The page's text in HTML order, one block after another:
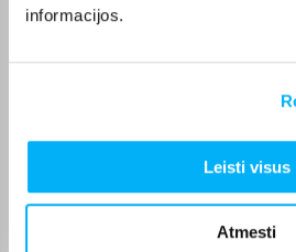
informacijos.
Leisti visus
Atmesti
Sandėlyje esančios prekės įprastai
nurodomas jos puslapyje. Pasirinktą
atitinkamai pažymėta, atsiimti